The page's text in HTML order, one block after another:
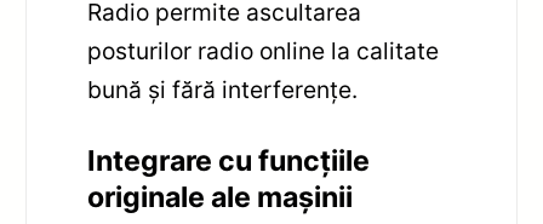
Radio permite ascultarea
posturilor radio online la calitate
bună și fără interferențe.
Integrare cu funcțiile
originale ale mașinii